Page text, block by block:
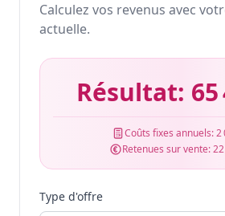
Calculez vos revenus avec
actuelle.
Résultat: 65
Coûts fixes annuels:2
Retenues sur vente:
Type d'offre